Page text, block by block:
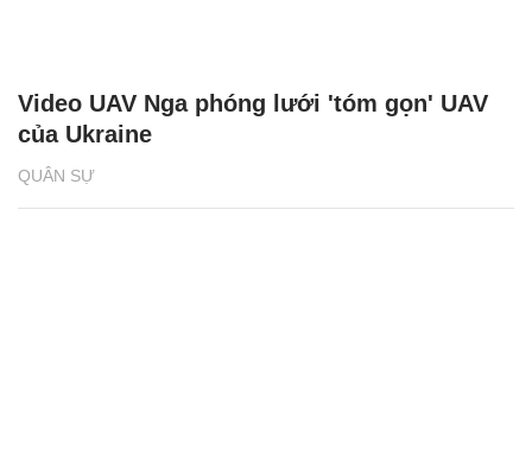
QUÂN SỰ
Video UAV Nga phóng lưới 'tóm gọn' UAV
của Ukraine